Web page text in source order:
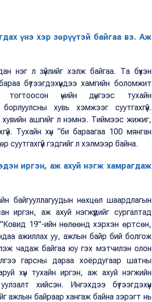
үнэ хэр зөрүүтэй байгаа вэ. Аж
нэг л зүйлийг хэлж байгаа. Та бүхэн
бүтээгдэхүүндээ хамгийн боломжит
үнийн дүнгээс тухайн
хувь хэмжээг суутгахгүй.
хувийн ашгийг л нэмнэ. Тиймээс жижиг,
Тухайн хүн “би бараагаа 100 мянган
суутгахгүй гэдгийг л хэлмээр байна.
иргэн, аж ахуй нэгж хамрагдаж
байгууллагуудын нөхцөл шаардлагын
иргэн, аж ахуй нэгжүүдийг сургалтад
"Ковид 19"-ийн нөлөөнд хэрхэн өртсөн,
ажиллах уу, ажлын байр бий болгож
чадаж байгаа юу гэх мэтчилэн олон
гарсны дараа хоёрдугаар шатны
хүн тухайн иргэн, аж ахуй нэгжийн
хийсэн. Ингэхдээ бүтээгдэхүүн
ажлын байраар хангаж байна зэрэгт нь